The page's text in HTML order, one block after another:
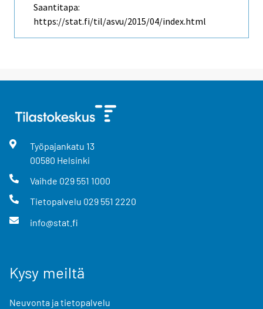
Saantitapa:
https://stat.fi/til/asvu/2015/04/index.html
Työpajankatu 13
00580 Helsinki
Vaihde 029 551 1000
Tietopalvelu 029 551 2220
info@stat.fi
Kysy meiltä
Neuvonta ja tietopalvelu